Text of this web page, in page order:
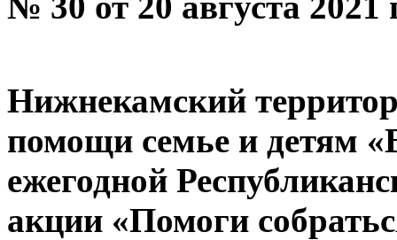
Нижнекамский
помощи семье и детям
ежегодной
акции «Помоги